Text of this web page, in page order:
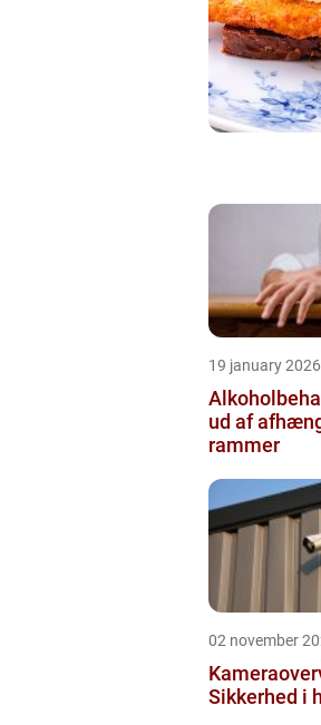
19 january 2026
ud af
rammer
02 november
Sikkerhed i